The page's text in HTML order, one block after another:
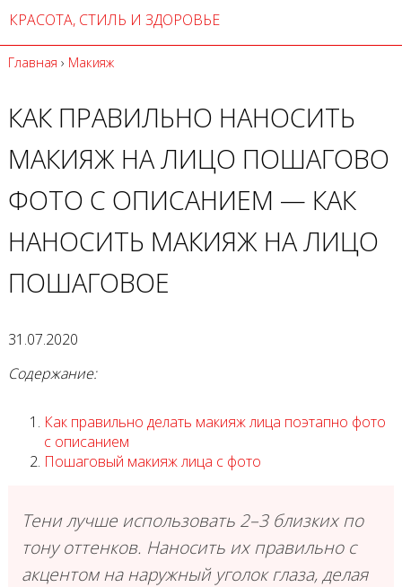
КРАСОТА, СТИЛЬ И ЗДОРОВЬЕ
Главная › Макияж
КАК ПРАВИЛЬНО НАНОСИТЬ
МАКИЯЖ НА ЛИЦО ПОШАГОВО
ФОТО С ОПИСАНИЕМ — КАК
НАНОСИТЬ МАКИЯЖ НА ЛИЦО
ПОШАГОВОЕ
31.07.2020
Содержание:
Как правильно делать макияж лица поэтапно фото
с описанием
Пошаговый макияж лица с фото
Тени лучше использовать 2–3 близких по
тону оттенков. Наносить их правильно с
акцентом на наружный уголок глаза, делая